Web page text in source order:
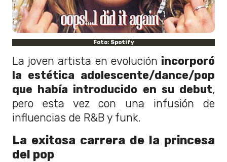
Foto: Spotify
La joven artista en evolución incorporó
la estética adolescente/dance/pop
que había introducido en su debut,
pero esta vez con una infusión de
influencias de R&B y funk.
La exitosa carrera de la princesa
del pop